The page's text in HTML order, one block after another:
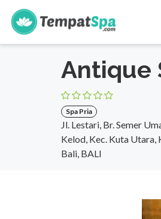
s
Antique
Spa Pria
Jl. Lestari, Br. Semer
Kelod, Kec. Kuta Utara,
Bali, BALI